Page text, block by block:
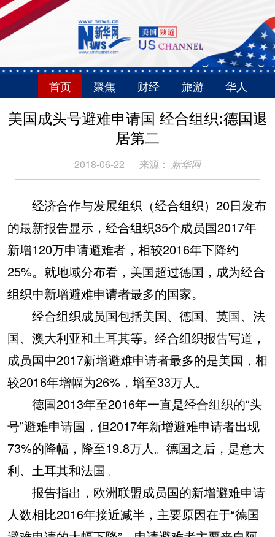
首页 聚焦 财经 旅游 华人
美国成头号避难申请国 经合组织:德国退
居第二
2018-06-22 来源： 新华网
经济合作与发展组织（经合组织）20日发布
的最新报告显示，经合组织35个成员国2017年
新增120万申请避难者，相较2016年下降约
25%。就地域分布看，美国超过德国，成为经合
组织中新增避难申请者最多的国家。
经合组织成员国包括美国、德国、英国、法
国、澳大利亚和土耳其等。经合组织报告写道，
成员国中2017新增避难申请者最多的是美国，相
较2016年增幅为26%，增至33万人。
德国2013年至2016年一直是经合组织的“头
号”避难申请国，但2017年新增避难申请者出现
73%的降幅，降至19.8万人。德国之后，是意大
利、土耳其和法国。
报告指出，欧洲联盟成员国的新增避难申请
人数相比2016年接近减半，主要原因在于“德国